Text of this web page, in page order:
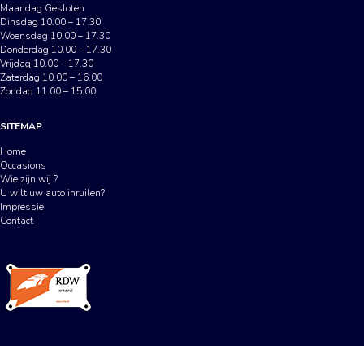
Maandag Gesloten
Dinsdag 10.00 – 17.30
Woensdag 10.00 – 17.30
Donderdag 10.00 – 17.30
Vrijdag 10.00 – 17.30
Zaterdag 10.00 – 16.00
Zondag 11.00 – 15.00
SITEMAP
Home
Occasions
Wie zijn wij ?
U wilt uw auto inruilen?
Impressie
Contact